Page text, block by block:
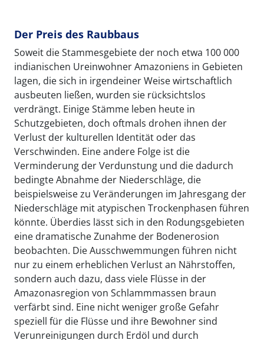
Der Preis des Raubbaus
Soweit die Stammesgebiete der noch etwa 100 000
indianischen Ureinwohner Amazoniens in Gebieten
lagen, die sich in irgendeiner Weise wirtschaftlich
ausbeuten ließen, wurden sie rücksichtslos
verdrängt. Einige Stämme leben heute in
Schutzgebieten, doch oftmals drohen ihnen der
Verlust der kulturellen Identität oder das
Verschwinden. Eine andere Folge ist die
Verminderung der Verdunstung und die dadurch
bedingte Abnahme der Niederschläge, die
beispielsweise zu Veränderungen im Jahresgang der
Niederschläge mit atypischen Trockenphasen führen
könnte. Überdies lässt sich in den Rodungsgebieten
eine dramatische Zunahme der Bodenerosion
beobachten. Die Ausschwemmungen führen nicht
nur zu einem erheblichen Verlust an Nährstoffen,
sondern auch dazu, dass viele Flüsse in der
Amazonasregion von Schlammmassen braun
verfärbt sind. Eine nicht weniger große Gefahr
speziell für die Flüsse und ihre Bewohner sind
Verunreinigungen durch Erdöl und durch